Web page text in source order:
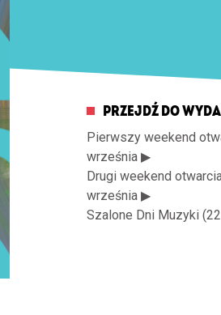
PRZEJDŹ DO
Pierwszy weekend
września ▶
Drugi weekend
września ▶
Szalone Dni Muzyki